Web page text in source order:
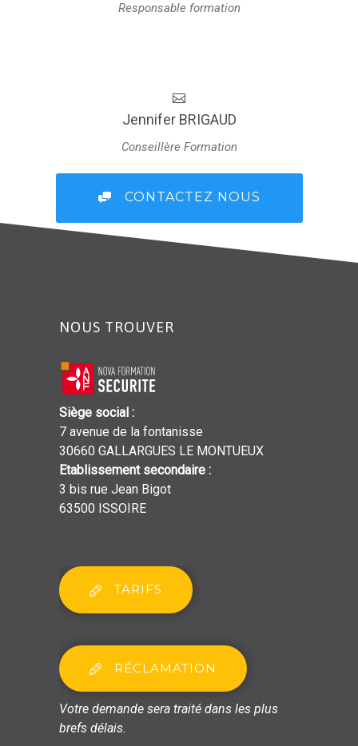
Responsable formation
Jennifer BRIGAUD
Conseillère Formation
CONTACTEZ NOUS
NOUS TROUVER
Siège social :
7 avenue de la fontanisse
30660 GALLARGUES LE MONTUEUX
Etablissement secondaire :
3 bis rue Jean Bigot
63500 ISSOIRE
TARIFS
RÉCLAMATION
Votre demande sera traité dans les plus
brefs délais.